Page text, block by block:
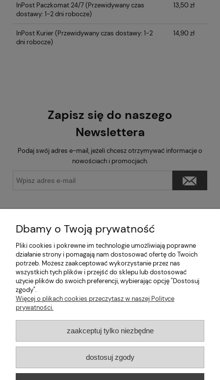
InPost Paczkomat 24/7(Przewidywany czas
dostawy: 1-2 dni robocze)
13,50 zł
InPost Kurier(Przewidywany czas dostawy: 1-2
dni robocze)
14,90 zł
Zapisz się do naszego
Newslettera
Podaj swój adres e-mail, jeżeli chcesz otrzymywać informacje o
nowościach i promocjach.
Pomoc
Moje konto
Informacje
2026 © mabaje
Sklep internetowy Shoper Premium
Dbamy o Twoją prywatność
Pliki cookies i pokrewne im technologie umożliwiają poprawne
działanie strony i pomagają nam dostosować ofertę do Twoich
potrzeb. Możesz zaakceptować wykorzystanie przez nas
wszystkich tych plików i przejść do sklepu lub dostosować
użycie plików do swoich preferencji, wybierając opcję "Dostosuj
zgody".
Więcej o plikach cookies przeczytasz w naszej Polityce
prywatności.
zaakceptuj tylko niezbędne
dostosuj zgody